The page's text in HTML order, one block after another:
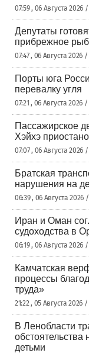
07:59 , 06 Августа 2026
Депутаты
прибрежное
07:47 , 06 Августа 2026 /
Порты юга
перевалку угля
07:21 , 06 Августа 2026 /
Пассажирское
Хэйхэ
07:07 , 06 Августа 2026
Братская
нарушения на
06:39 , 06 Августа 2026
Иран и Оман
судоходства в
06:19 , 06 Августа 2026
Камчатская
процессы
труда»
21:22 , 05 Августа 2026 /
В Ленобласти
обстоятельства
детьми